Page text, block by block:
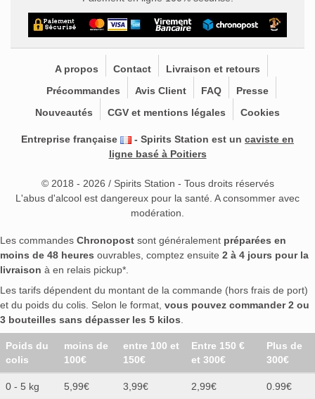
A propos Contact
Livraison et retours
Précommandes
Avis Client FAQ
Presse
Nouveautés
CGV et mentions légales Cookies
Entreprise française - Spirits Station est un caviste en
ligne basé à Poitiers
© 2018 - 2026 / Spirits Station - Tous droits réservés
L'abus d'alcool est dangereux pour la santé. A consommer avec
modération.
Les commandes Chronopost sont généralement préparées en
moins de 48 heures ouvrables, comptez ensuite 2 à 4 jours pour la
livraison à en relais pickup*.
Les tarifs dépendent du montant de la commande (hors frais de port)
et du poids du colis. Selon le format, vous pouvez commander 2 ou
3 bouteilles sans dépasser les 5 kilos
Poids du
colis
moins de
100€
entre 100 et
150€
Entre 150 €
et 300€
Plus de
300€
0 - 5 kg 5,99€ 3,99€ 2,99€ 0.99€